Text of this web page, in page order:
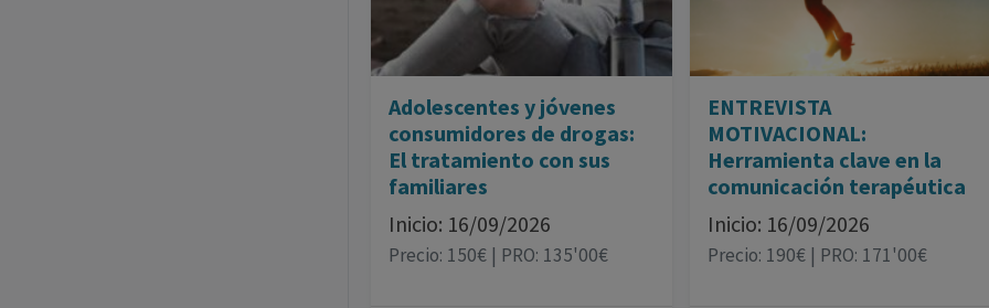
Adolescentes y jóvenes
consumidores de drogas:
El tratamiento con sus
familiares
Inicio: 16/09/2026
Precio: 150€ | PRO: 135'00€
ENTREVISTA
MOTIVACIONAL:
Herramienta clave en la
comunicación terapéutica
Inicio: 16/09/2026
Precio: 190€ | PRO: 171'00€